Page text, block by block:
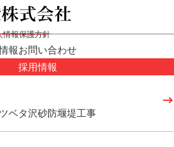
情報保護方針
報お問い合わせ
採用情報
ベタ沢砂防堰堤工事